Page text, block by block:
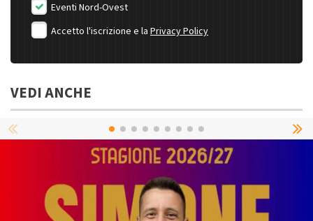
Eventi Nord-Ovest
Accetto l'iscrizione e la Privacy Policy
VEDI ANCHE